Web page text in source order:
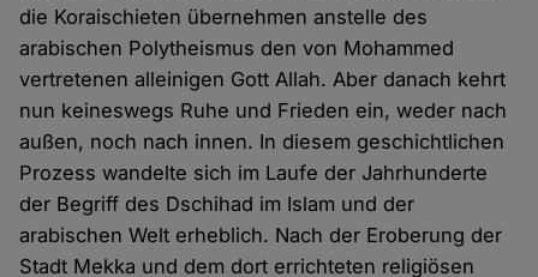
die Koraischieten übernehmen anstelle des
arabischen Polytheismus den von Mohammed
vertretenen alleinigen Gott Allah. Aber danach kehrt
nun keineswegs Ruhe und Frieden ein, weder nach
außen, noch nach innen. In diesem geschichtlichen
Prozess wandelte sich im Laufe der Jahrhunderte
der Begriff des Dschihad im Islam und der
arabischen Welt erheblich. Nach der Eroberung der
Stadt Mekka und dem dort errichteten religiösen